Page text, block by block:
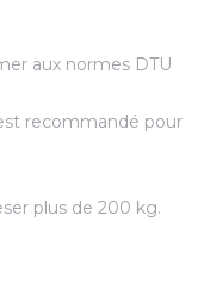
aux normes DTU
recommandé pour
plus de 200 kg.